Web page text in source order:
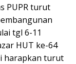
PUPR turut
tgl 6-11
HUT ke-64
harapkan turut